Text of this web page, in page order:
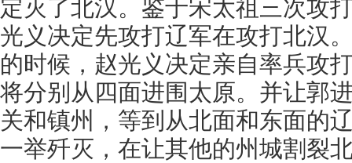
定灭了北汉。鉴于宋太祖三次攻
光义决定先攻打辽军在攻打北汉
的时候，赵光义决定亲自率兵攻
将分别从四面进围太原。并让郭
关和镇州，等到从北面和东面的
一举歼灭，在让其他的州城割裂